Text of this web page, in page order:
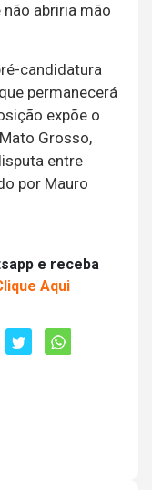
abriria mão
candidatura
permanecerá
expõe o
Grosso,
entre
por Mauro
e receba
Aqui